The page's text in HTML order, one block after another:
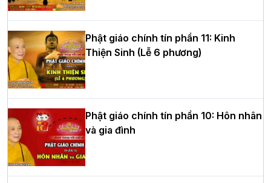
hè tại chùa Bằng
HT.Thích Thọ Lạc được suy cử làm tân
Trưởng BTS GHPGVN tỉnh Nghệ An
Hòa thượng Thích Quảng Tùng tái đắc
cử Trưởng BTS GHPGVN thành phố Hải
Phòng nhiệm kỳ 2026 – 2031
Phật giáo chính tín phần 11: Kinh
Thiện Sinh (Lễ 6 phương)
Phật giáo chính tín phần 10: Hôn nhân
và gia đình